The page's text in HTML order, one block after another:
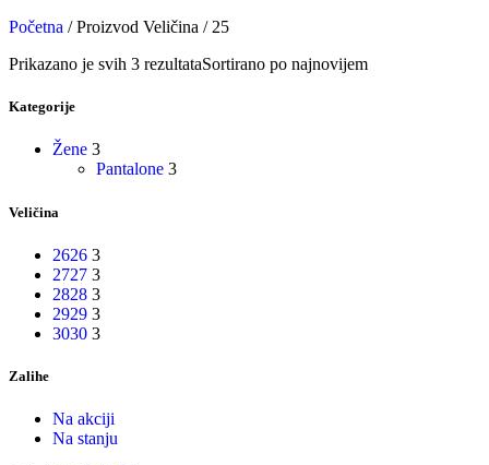
Početna / Proizvod Veličina / 25
Prikazano je svih 3 rezultataSortirano po najnovijem
Kategorije
Žene 3
Pantalone 3
Veličina
2626 3
2727 3
2828 3
2929 3
3030 3
Zalihe
Na akciji
Na stanju